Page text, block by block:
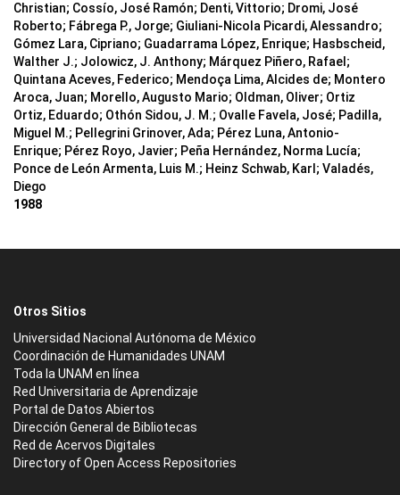
Christian; Cossío, José Ramón; Denti, Vittorio; Dromi, José
Roberto; Fábrega P., Jorge; Giuliani-Nicola Picardi, Alessandro;
Gómez Lara, Cipriano; Guadarrama López, Enrique; Hasbscheid,
Walther J.; Jolowicz, J. Anthony; Márquez Piñero, Rafael;
Quintana Aceves, Federico; Mendoça Lima, Alcides de; Montero
Aroca, Juan; Morello, Augusto Mario; Oldman, Oliver; Ortiz
Ortiz, Eduardo; Othón Sidou, J. M.; Ovalle Favela, José; Padilla,
Miguel M.; Pellegrini Grinover, Ada; Pérez Luna, Antonio-
Enrique; Pérez Royo, Javier; Peña Hernández, Norma Lucía;
Ponce de León Armenta, Luis M.; Heinz Schwab, Karl; Valadés,
Diego
1988
Otros Sitios
Universidad Nacional Autónoma de México
Coordinación de Humanidades UNAM
Toda la UNAM en línea
Red Universitaria de Aprendizaje
Portal de Datos Abiertos
Dirección General de Bibliotecas
Red de Acervos Digitales
Directory of Open Access Repositories